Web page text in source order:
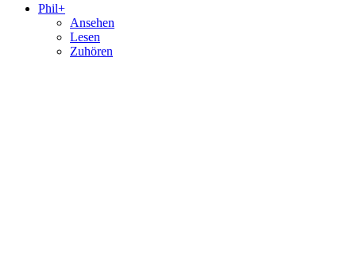
Phil+
Ansehen
Lesen
Zuhören